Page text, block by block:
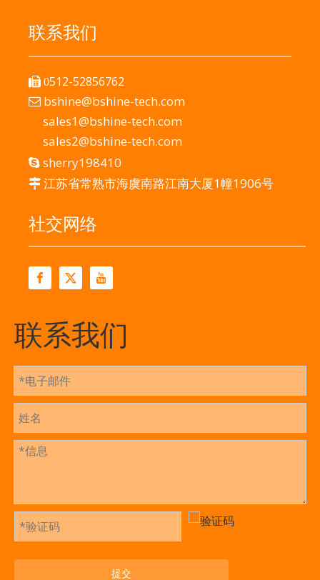
联系我们
 0512-52856762
 bshine@bshine-tech.com
sales1@bshine-tech.com
sales2@bshine-tech.com
 sherry198410
 江苏省常熟市海虞南路江南大厦1幢1906号
社交网络
联系我们
提交